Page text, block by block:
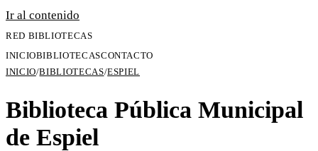
Ir al contenido
RED BIBLIOTECAS
INICIOBIBLIOTECASCONTACTO
INICIO/BIBLIOTECAS/ESPIEL
Biblioteca Pública Municipal
de Espiel